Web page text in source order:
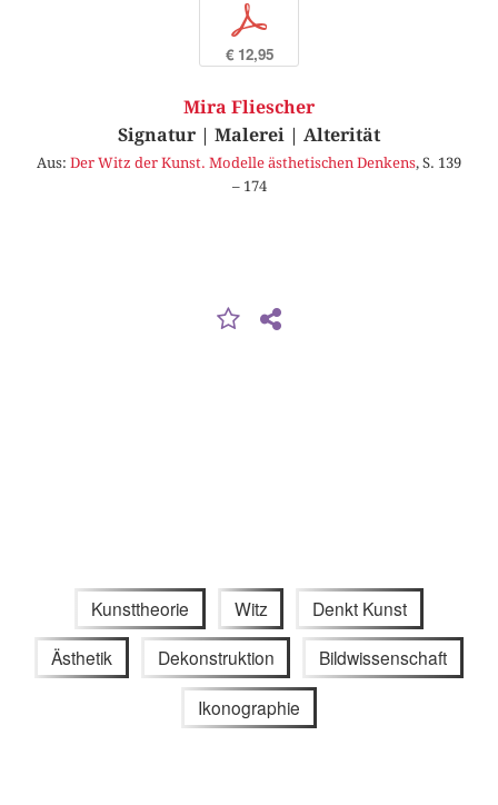
p
€ 12,95
Mira Fliescher
Signatur | Malerei | Alterität
Aus: Der Witz der Kunst. Modelle ästhetischen Denkens, S. 139
– 174
Kunsttheorie Witz Denkt Kunst
Ästhetik Dekonstruktion Bildwissenschaft
Ikonographie